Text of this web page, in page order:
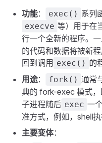
功能： exec() 系列
execve 等）用于在
行一个全新的程序。
的代码和数据将被新
回到调用 exec() 的
用途： fork() 通常
典的 fork-exec 模式，
子进程随后 exec 一
准方式，例如，shell
主要变体：